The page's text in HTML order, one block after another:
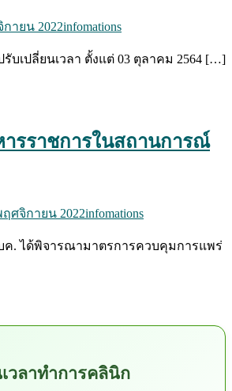
ายน 2022infomations
บเปลี่ยนเวลา ตั้งแต่ 03 ตุลาคม 2564 […]
ารราชการในสถานการณ์
ฤศจิกายน 2022infomations
. ได้พิจารณามาตรการควบคุมการแพร่
วลาทำการคลินิก